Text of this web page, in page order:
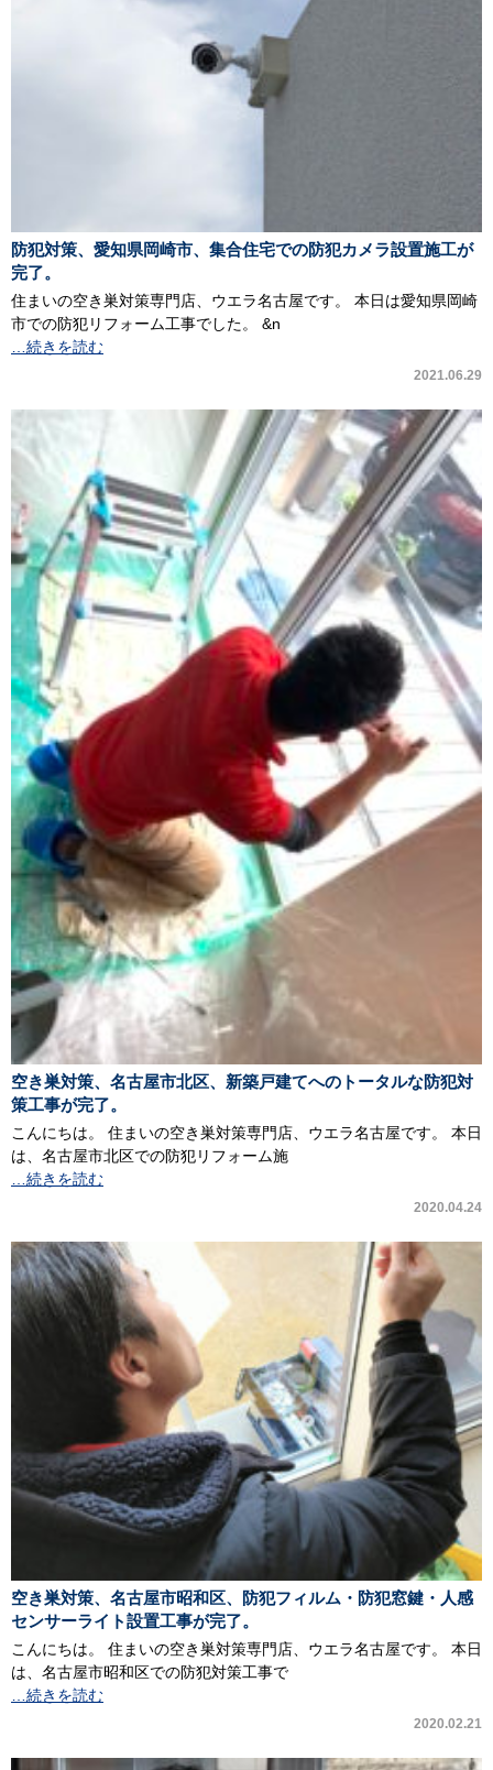
防犯対策、愛知県岡崎市、集合住宅での防犯カメラ設置施工が
完了。
住まいの空き巣対策専門店、ウエラ名古屋です。 本日は愛知県岡崎
市での防犯リフォーム工事でした。 &n
…続きを読む
2021.06.29
空き巣対策、名古屋市北区、新築戸建てへのトータルな防犯対
策工事が完了。
こんにちは。 住まいの空き巣対策専門店、ウエラ名古屋です。 本日
は、名古屋市北区での防犯リフォーム施
…続きを読む
2020.04.24
空き巣対策、名古屋市昭和区、防犯フィルム・防犯窓鍵・人感
センサーライト設置工事が完了。
こんにちは。 住まいの空き巣対策専門店、ウエラ名古屋です。 本日
は、名古屋市昭和区での防犯対策工事で
…続きを読む
2020.02.21